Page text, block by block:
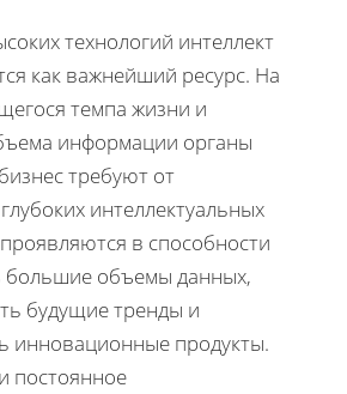
технологий интеллект
как важнейший ресурс. На
темпа жизни и
информации органы
требуют от
интеллектуальных
в способности
большие объемы данных,
будущие тренды и
инновационные продукты.
постоянное